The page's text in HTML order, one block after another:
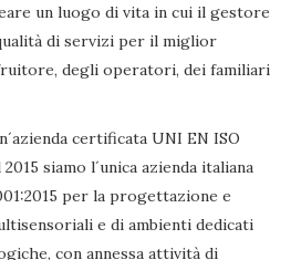
un luogo di vita in cui il gestore
di servizi per il miglior
degli operatori, dei familiari
certificata UNI EN ISO
siamo l´unica azienda italiana
per la progettazione e
e di ambienti dedicati
con annessa attività di